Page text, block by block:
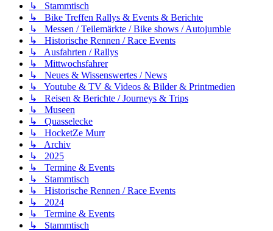
↳ Stammtisch
↳ Bike Treffen Rallys & Events & Berichte
↳ Messen / Teilemärkte / Bike shows / Autojumble
↳ Historische Rennen / Race Events
↳ Ausfahrten / Rallys
↳ Mittwochsfahrer
↳ Neues & Wissenswertes / News
↳ Youtube & TV & Videos & Bilder & Printmedien
↳ Reisen & Berichte / Journeys & Trips
↳ Museen
↳ Quasselecke
↳ HocketZe Murr
↳ Archiv
↳ 2025
↳ Termine & Events
↳ Stammtisch
↳ Historische Rennen / Race Events
↳ 2024
↳ Termine & Events
↳ Stammtisch